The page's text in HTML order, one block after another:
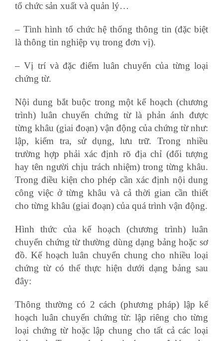
tổ chức sản xuất và quản lý…
– Tình hình tổ chức hệ thống thông tin (đặc biệt
là thông tin nghiệp vụ trong đơn vị).
– Vị trí và đặc điểm luân chuyển của từng loại
chứng từ.
Nội dung bắt buộc trong một kế hoạch (chương
trình) luân chuyển chứng từ là phản ánh được
từng khâu (giai đoạn) vận động của chứng từ như:
lập, kiểm tra, sử dụng, lưu trữ. Trong nhiều
trường hợp phải xác định rõ địa chỉ (đối tượng
hay tên người chịu trách nhiệm) trong từng khâu.
Trong điều kiện cho phép cần xác định nội dung
công việc ở từng khâu và cả thời gian cần thiết
cho từng khâu (giai đoạn) của quá trình vận động.
Hình thức của kế hoạch (chương trình) luân
chuyển chứng từ thường dùng dạng bảng hoặc sơ
đồ. Kế hoạch luân chuyển chung cho nhiều loại
chứng từ có thể thực hiện dưới dạng bảng sau
đây:
Thông thường có 2 cách (phương pháp) lập kế
hoạch luân chuyển chứng từ: lập riêng cho từng
loại chứng từ hoặc lập chung cho tất cả các loại